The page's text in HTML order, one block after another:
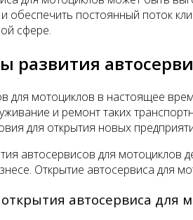
обеспечить постоянный поток
сфере.
развития
для мотоциклов в настоящее
и ремонт таких
для открытия новых
автосервисов для мотоциклов
Открытие автосервиса для
автосервиса для